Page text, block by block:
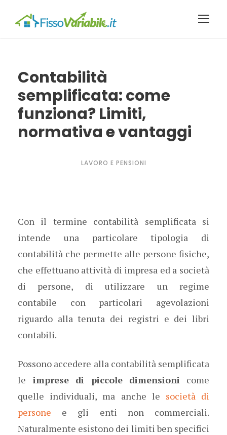
Contabilità
semplificata: come
funziona? Limiti,
normativa e vantaggi
LAVORO E PENSIONI
Con il termine contabilità semplificata si
intende una particolare tipologia di
contabilità che permette alle persone fisiche,
che effettuano attività di impresa ed a società
di persone, di utilizzare un regime
contabile con particolari agevolazioni
riguardo alla tenuta dei registri e dei libri
contabili.
Possono accedere alla contabilità semplificata
le imprese di piccole dimensioni come
quelle individuali, ma anche le società di
persone e gli enti non commerciali.
Naturalmente esistono dei limiti ben specifici